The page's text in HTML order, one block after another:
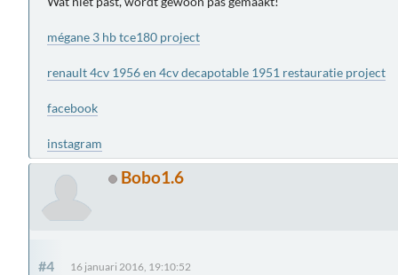
mégane 3 hb tce180 project
renault 4cv 1956 en 4cv decapotable 1951 restauratie project
facebook
instagram
Bobo1.6
#4 16 januari 2016, 19:10:52